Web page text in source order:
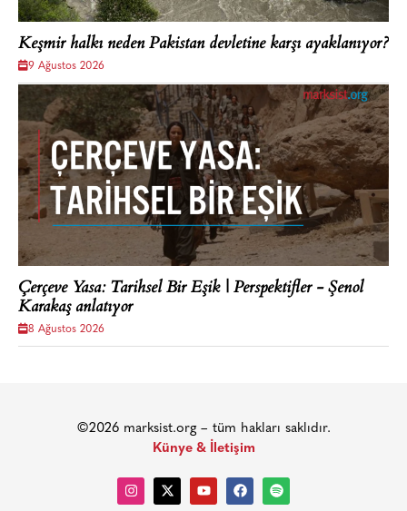
Keşmir halkı neden Pakistan devletine karşı ayaklanıyor?
9 Ağustos 2026
Çerçeve Yasa: Tarihsel Bir Eşik | Perspektifler - Şenol
Karakaş anlatıyor
8 Ağustos 2026
©2026 marksist.org – tüm hakları saklıdır.
Künye & İletişim